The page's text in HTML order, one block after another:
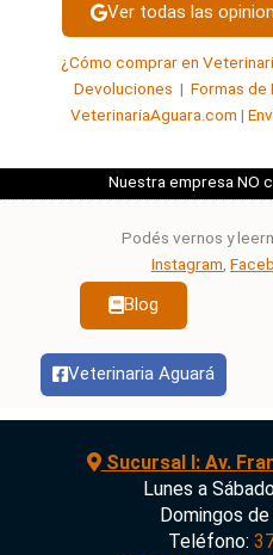
Ver todas las
¿Cómo comprar en
Devoluciones | Formas de
VeterinariaAguara.com |
Nuestra empresa NO
Podés vernos y
Instagram,
Blog
Veterinaria Aguará
Sucursal I: Av.
Lunes a
Domingos
Teléfono: